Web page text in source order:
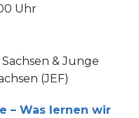
Uhr
& Junge
(JEF)
– Was lernen wir